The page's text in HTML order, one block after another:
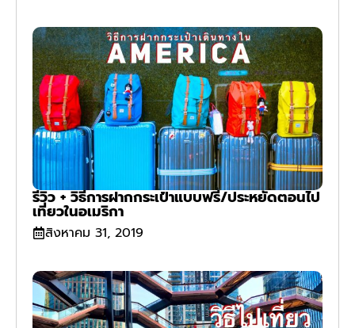
รีวิว + วิธีการฝากกระเป๋าแบบฟรี/ประหยัดตอนไป
เที่ยวในอเมริกา
สิงหาคม 31, 2019